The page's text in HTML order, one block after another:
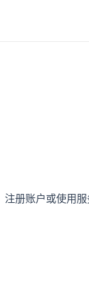
册账户或使用